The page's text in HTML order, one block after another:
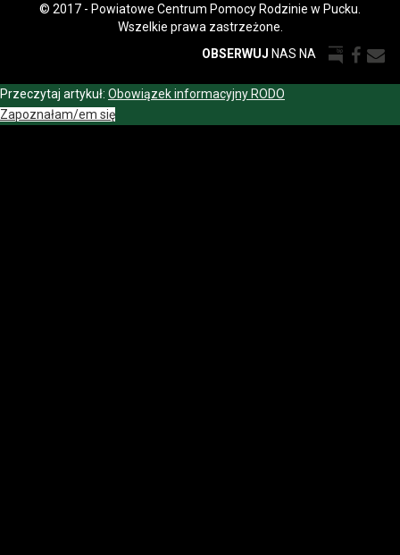
© 2017 - Powiatowe Centrum Pomocy Rodzinie w Pucku.
Wszelkie prawa zastrzeżone.
OBSERWUJ NAS NA
Przeczytaj artykuł: Obowiązek informacyjny RODO
Zapoznałam/em się